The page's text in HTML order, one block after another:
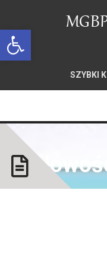
Open toolbar
SZYBKI